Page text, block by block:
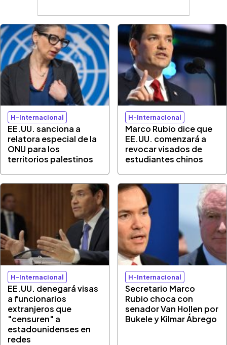
H-Internacional
EE.UU. sanciona a
relatora especial de la
ONU para los
territorios palestinos
H-Internacional
Marco Rubio dice que
EE.UU. comenzará a
revocar visados de
estudiantes chinos
H-Internacional
EE.UU. denegará visas
a funcionarios
extranjeros que
"censuren" a
estadounidenses en
redes
H-Internacional
Secretario Marco
Rubio choca con
senador Van Hollen por
Bukele y Kilmar Ábrego